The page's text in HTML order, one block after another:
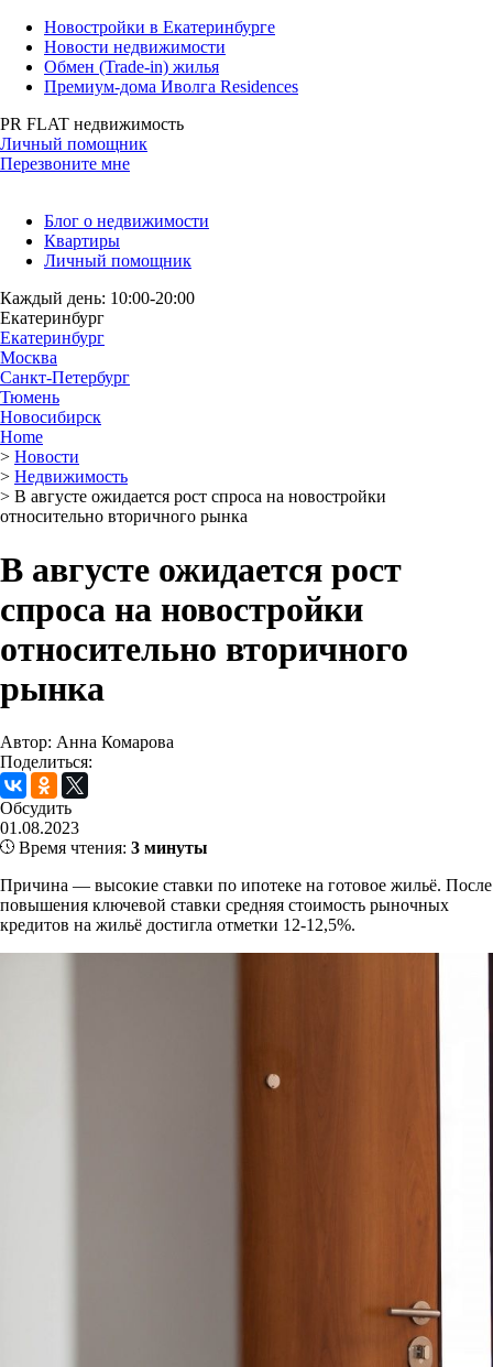
Новостройки в Екатеринбурге
Новости недвижимости
Обмен (Trade-in) жилья
Премиум-дома Иволга Residences
PR FLAT недвижимость
Личный помощник
Перезвоните мне
Блог о недвижимости
Квартиры
Личный помощник
Каждый день: 10:00-20:00
Екатеринбург
Екатеринбург
Москва
Санкт-Петербург
Тюмень
Новосибирск
Home
> Новости
> Недвижимость
> В августе ожидается рост спроса на новостройки
относительно вторичного рынка
В августе ожидается рост
спроса на новостройки
относительно вторичного
рынка
Автор: Анна Комарова
Поделиться:
Обсудить
01.08.2023
Время чтения: 3 минуты
Причина — высокие ставки по ипотеке на готовое жильё. После
повышения ключевой ставки средняя стоимость рыночных
кредитов на жильё достигла отметки 12-12,5%.